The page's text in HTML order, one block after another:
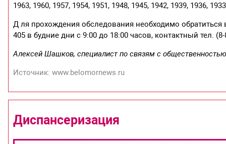
1963, 1960, 1957, 1954, 1951, 1948, 1945, 1942, 1939, 1936,
Д ля прохождения обследования необходимо
405 в будние дни с 9:00 до 18:00 часов, контактный тел. (8-
Алексей Шашков, специалист по связям с
Источник: www.belomornews.ru
Диспансеризация